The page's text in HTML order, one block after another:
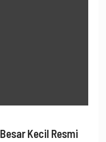
Kecil Resmi